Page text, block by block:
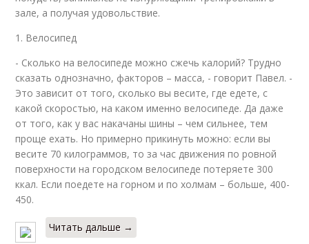
зале, а получая удовольствие.
1. Велосипед
- Сколько на велосипеде можно сжечь калорий? Трудно
сказать однозначно, факторов – масса, - говорит Павел. -
Это зависит от того, сколько вы весите, где едете, с
какой скоростью, на каком именно велосипеде. Да даже
от того, как у вас накачаны шины – чем сильнее, тем
проще ехать. Но примерно прикинуть можно: если вы
весите 70 килограммов, то за час движения по ровной
поверхности на городском велосипеде потеряете 300
ккал. Если поедете на горном и по холмам – больше, 400-
450.
Читать дальше →